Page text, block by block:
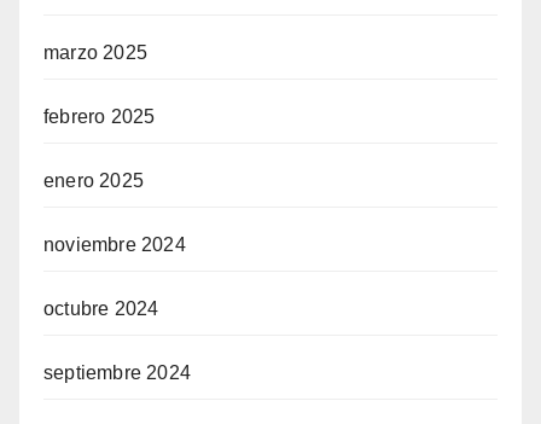
marzo 2025
febrero 2025
enero 2025
noviembre 2024
octubre 2024
septiembre 2024